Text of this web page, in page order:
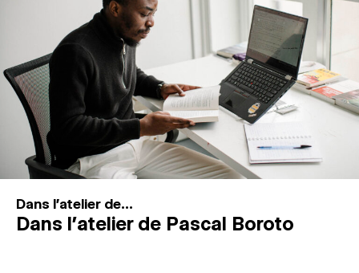
Dans l'atelier de...
Dans l’atelier de Pascal Boroto